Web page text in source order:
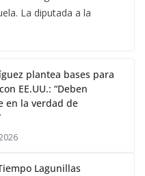
La diputada a la
plantea bases para
EE.UU.: “Deben
en la verdad de
Lagunillas